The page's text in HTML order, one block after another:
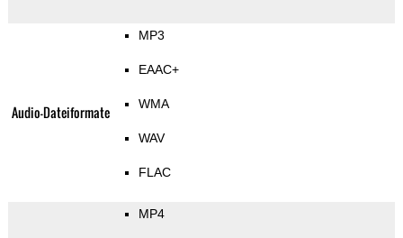
Audio-Dateiformate
MP3
EAAC+
WMA
WAV
FLAC
MP4